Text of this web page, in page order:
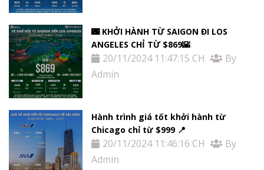
🌃 KHỞI HÀNH TỪ SAIGON ĐI LOS
ANGELES CHỈ TỪ $869🌇
20/11/2024 11:47:15 CH
By
Admin
Hành trình giá tốt khởi hành từ
Chicago chỉ từ $999 📍
20/11/2024 11:46:16 CH
By
Admin